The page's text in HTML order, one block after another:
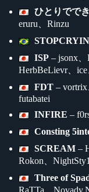
ひとりでで
eruru、Rinzu
ISP– jsonx、
HerbBeLievr、
FDT– vortrix
futabatei
INFIRE –
Consting
SCREAM–
Rokon、
Three of
RaTTa、